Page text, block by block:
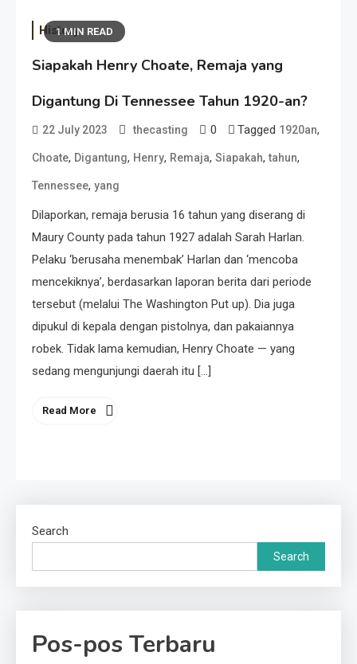
1 MIN READ
History
Siapakah Henry Choate, Remaja yang
Digantung Di Tennessee Tahun 1920-an?
22 July 2023 thecasting 0 Tagged 1920an,
Choate, Digantung, Henry, Remaja, Siapakah,tahun,
Tennessee, yang
Dilaporkan, remaja berusia 16 tahun yang diserang di
Maury County pada tahun 1927 adalah Sarah Harlan.
Pelaku ‘berusaha menembak’ Harlan dan ‘mencoba
mencekiknya’, berdasarkan laporan berita dari periode
tersebut (melalui The Washington Put up). Dia juga
dipukul di kepala dengan pistolnya, dan pakaiannya
robek. Tidak lama kemudian, Henry Choate — yang
sedang mengunjungi daerah itu […]
Read More
Search
Search
Pos-pos Terbaru